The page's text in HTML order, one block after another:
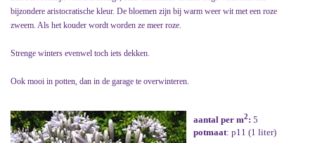
bijzondere aristocratische kleur. De bloemen zijn bij warm weer wit met een roze
zweem. Als het kouder wordt worden ze meer roze.
Strenge winters evenwel toch iets dekken.
Ook mooi in potten, dan in de garage te overwinteren.
aantal per m2: 5
potmaat: p11 (1 liter)